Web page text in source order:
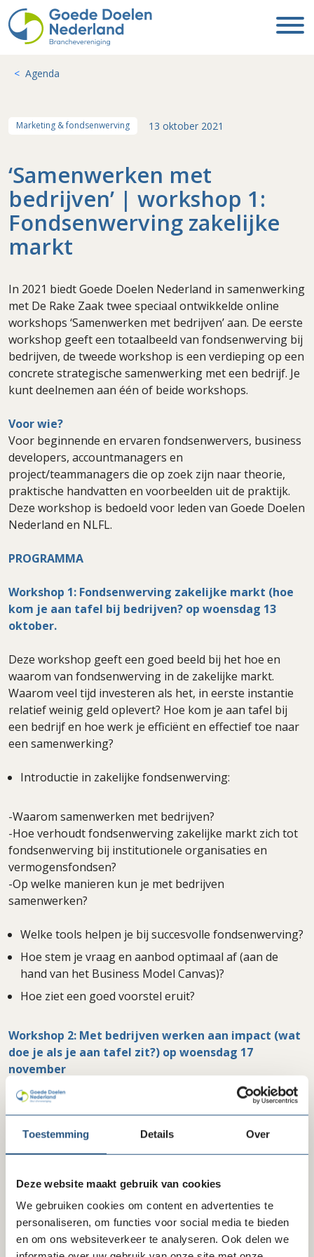
Toestemming Details Over
Deze website maakt gebruik van cookies
We gebruiken cookies om content en advertenties te
personaliseren, om functies voor social media te bieden
en om ons websiteverkeer te analyseren. Ook delen we
Agenda
Marketing & fondsenwerving 13 oktober 2021
‘Samenwerken met
bedrijven’ | workshop 1:
Fondsenwerving zakelijke
markt
In 2021 biedt Goede Doelen Nederland in samenwerking
met De Rake Zaak twee speciaal ontwikkelde online
workshops ‘Samenwerken met bedrijven’ aan. De eerste
workshop geeft een totaalbeeld van fondsenwerving bij
bedrijven, de tweede workshop is een verdieping op een
concrete strategische samenwerking met een bedrijf. Je
kunt deelnemen aan één of beide workshops.
Voor wie?
Voor beginnende en ervaren fondsenwervers, business
developers, accountmanagers en
project/teammanagers die op zoek zijn naar theorie,
praktische handvatten en voorbeelden uit de praktijk.
Deze workshop is bedoeld voor leden van Goede Doelen
Nederland en NLFL.
PROGRAMMA
Workshop 1: Fondsenwerving zakelijke markt (hoe
kom je aan tafel bij bedrijven? op woensdag 13
oktober.
Deze workshop geeft een goed beeld bij het hoe en
waarom van fondsenwerving in de zakelijke markt.
Waarom veel tijd investeren als het, in eerste instantie
relatief weinig geld oplevert? Hoe kom je aan tafel bij
een bedrijf en hoe werk je efficiënt en effectief toe naar
een samenwerking?
Introductie in zakelijke fondsenwerving:
-Waarom samenwerken met bedrijven?
-Hoe verhoudt fondsenwerving zakelijke markt zich tot
fondsenwerving bij institutionele organisaties en
vermogensfondsen?
-Op welke manieren kun je met bedrijven
samenwerken?
Welke tools helpen je bij succesvolle fondsenwerving?
Hoe stem je vraag en aanbod optimaal af (aan de
hand van het Business Model Canvas)?
Hoe ziet een goed voorstel eruit?
Workshop 2: Met bedrijven werken aan impact (wat
doe je als je aan tafel zit?) op woensdag 17
november
Deze workshop zoomt in op een strategische
samenwerking met bedrijven. Meer informatie over
workshop 2 lees jehier.
De workshops worden online gegeven en hebben een
werkelijke ervaringen/praktijk van de deelnemers.
Reflecteren en oefenen gebeurt in kleine groepen met
eigen cases op de leerstof.